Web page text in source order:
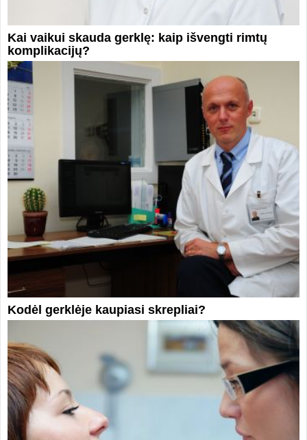
Kai vaikui skauda gerklę: kaip išvengti rimtų
komplikacijų?
Kodėl gerklėje kaupiasi skrepliai?